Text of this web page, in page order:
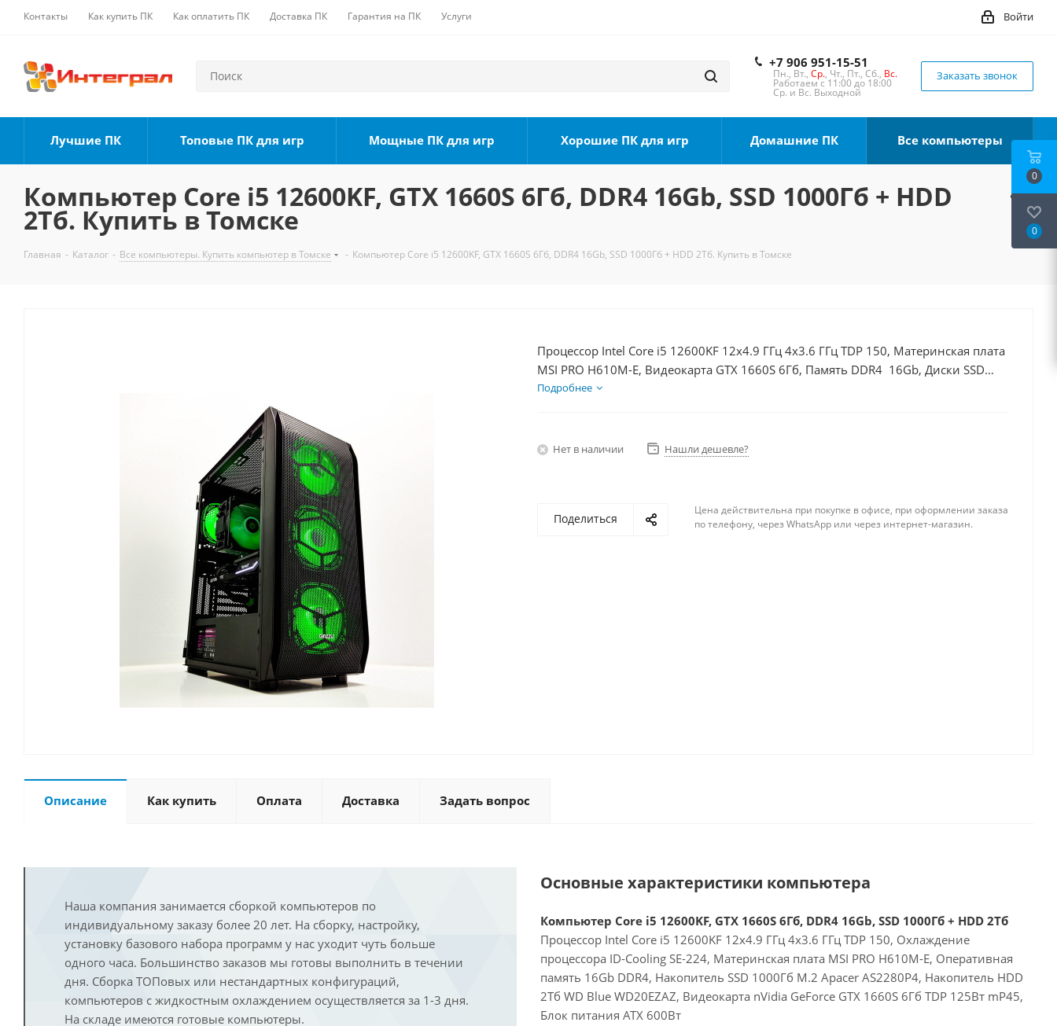
Контакты Как купить ПК Как оплатить ПК Доставка ПК Гарантия на ПК Услуги Войти
+7 906 951-15-51
Пн., Вт., Ср., Чт., Пт., Сб., Вс.
Работаем с 11:00 до 18:00
Ср. и Вс. Выходной
Заказать звонок
Лучшие ПК Топовые ПК для игр Мощные ПК для игр Хорошие ПК для игр Домашние ПК Все компьютеры
Компьютер Core i5 12600KF, GTX 1660S 6Гб, DDR4 16Gb, SSD 1000Гб + HDD
2Тб. Купить в Томске
Главная - Каталог - Все компьютеры. Купить компьютер в Томске - Компьютер Core i5 12600KF, GTX 1660S 6Гб, DDR4 16Gb, SSD 1000Гб + HDD 2Тб. Купить в Томске
Процессор Intel Core i5 12600KF 12x4.9 ГГц 4x3.6 ГГц TDP 150, Материнская плата
MSI PRO H610M-E, Видеокарта GTX 1660S 6Гб, Память DDR4 16Gb, Диски SSD
1000Гб + HDD 2Тб, БП 600Вт
Подробнее
Нет в наличии Нашли дешевле?
Поделиться
Цена действительна при покупке в офисе, при оформлении заказа
по телефону, через WhatsApp или через интернет-магазин.
Описание Как купить Оплата Доставка Задать вопрос
Наша компания занимается сборкой компьютеров по
индивидуальному заказу более 20 лет. На сборку, настройку,
установку базового набора программ у нас уходит чуть больше
одного часа. Большинство заказов мы готовы выполнить в течении
дня. Сборка ТОПовых или нестандартных конфигураций,
компьютеров с жидкостным охлаждением осуществляется за 1-3 дня.
На складе имеются готовые компьютеры.
Основные характеристики компьютера
Компьютер Core i5 12600KF, GTX 1660S 6Гб, DDR4 16Gb, SSD 1000Гб + HDD 2Тб
Процессор Intel Core i5 12600KF 12x4.9 ГГц 4x3.6 ГГц TDP 150, Охлаждение
процессора ID-Cooling SE-224, Материнская плата MSI PRO H610M-E, Оперативная
память 16Gb DDR4, Накопитель SSD 1000Гб M.2 Apacer AS2280P4, Накопитель HDD
2Тб WD Blue WD20EZAZ, Видеокарта nVidia GeForce GTX 1660S 6Гб TDP 125Вт mP45,
Блок питания ATX 600Вт
0
0